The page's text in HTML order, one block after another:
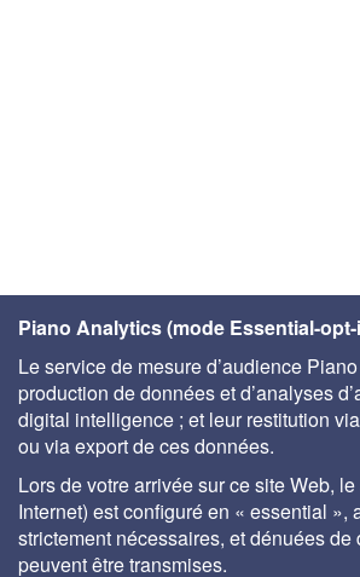
Piano Analytics (mode Essential-
Le service de mesure d’audience
production de données et d’analyses
digital intelligence ; et leur restitution
ou via export de ces données.
Lors de votre arrivée sur ce site Web,
Internet) est configuré en « essential
strictement nécessaires, et dénuées
peuvent être transmises.